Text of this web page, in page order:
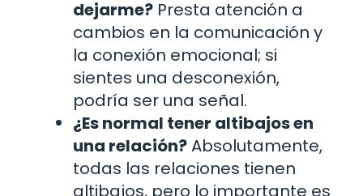
dejarme? Presta atención a
cambios en la comunicación y
la conexión emocional; si
sientes una desconexión,
podría ser una señal.
¿Es normal tener altibajos en
una relación?Absolutamente,
todas las relaciones tienen
altibajos, pero lo importante es